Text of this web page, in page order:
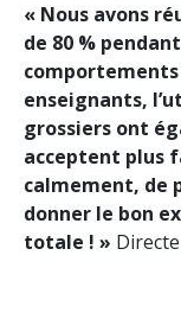
« Nous avons
de 80 %
enseignants,
grossiers ont
acceptent plus
calmement, de
donner le bon
totale ! »